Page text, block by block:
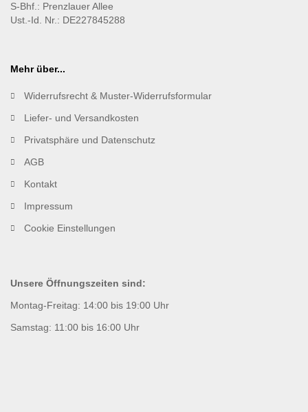
S-Bhf.: Prenzlauer Allee
Ust.-Id. Nr.: DE227845288
Mehr über...
Widerrufsrecht & Muster-Widerrufsformular
Liefer- und Versandkosten
Privatsphäre und Datenschutz
AGB
Kontakt
Impressum
Cookie Einstellungen
Unsere Öffnungszeiten sind:
Montag-Freitag: 14:00 bis 19:00 Uhr
Samstag: 11:00 bis 16:00 Uhr